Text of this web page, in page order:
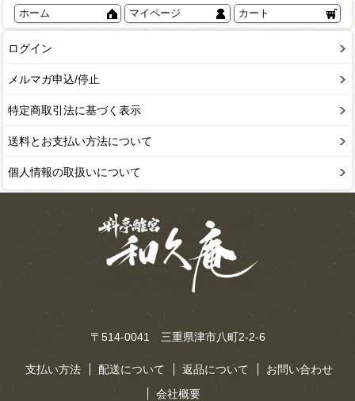
ホーム マイページ カート
ログイン
メルマガ申込/停止
特定商取引法に基づく表示
送料とお支払い方法について
個人情報の取扱いについて
〒514-0041 三重県津市八町2-2-6
支払い方法 配送について 返品について
お問い合わせ
会社概要